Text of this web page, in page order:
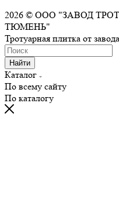
2026 © ООО "ЗАВОД
ТЮМЕНЬ"
Тротуарная плитка от
Найти
Каталог
По всему сайту
По каталогу